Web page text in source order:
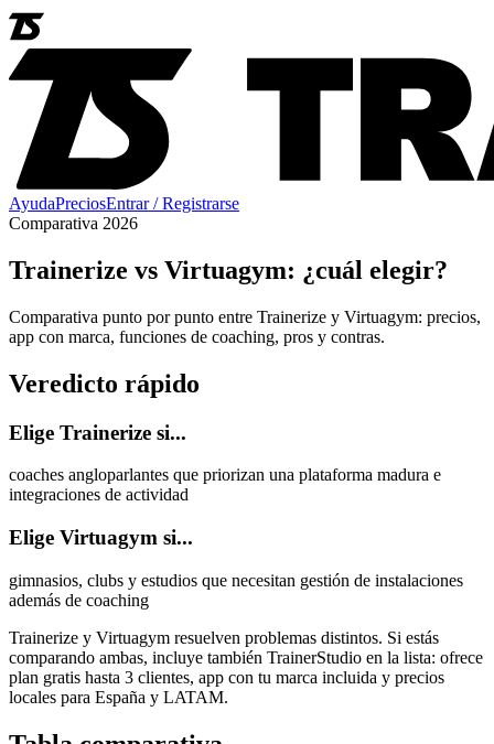
AyudaPreciosEntrar / Registrarse
Comparativa 2026
Trainerize vs Virtuagym: ¿cuál elegir?
Comparativa punto por punto entre Trainerize y Virtuagym: precios,
app con marca, funciones de coaching, pros y contras.
Veredicto rápido
Elige Trainerize si...
coaches angloparlantes que priorizan una plataforma madura e
integraciones de actividad
Elige Virtuagym si...
gimnasios, clubs y estudios que necesitan gestión de instalaciones
además de coaching
Trainerize y Virtuagym resuelven problemas distintos. Si estás
comparando ambas, incluye también TrainerStudio en la lista: ofrece
plan gratis hasta 3 clientes, app con tu marca incluida y precios
locales para España y LATAM.